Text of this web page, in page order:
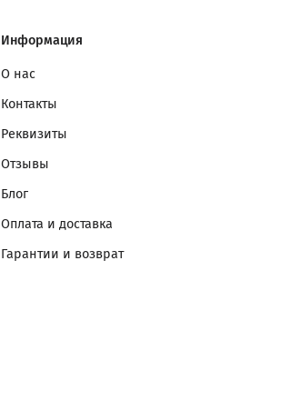
Информация
О нас
Контакты
Реквизиты
Отзывы
Блог
Оплата и доставка
Гарантии и возврат